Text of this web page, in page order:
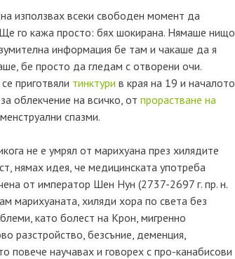
използвах всеки свободен момент да
Ще го кажа просто: бях шокирана. Нямаше нищо
информация бе там и чакаше да я
бе просто да гледам с отворени очи.
приготвяли тинктури в края на 19 и началото
облекчение на всичко, от прорастване на
спазми.
не е умрял от марихуана през хилядите
нямах идея, че медицинската употреба
от император Шен Нун (2737-2697 г. пр. н.
марихуаната, хиляди хора по света без
като болест на Крон, мигренно
разстройство, безсъние, деменция,
повече научавах и говорех с про-канабисови